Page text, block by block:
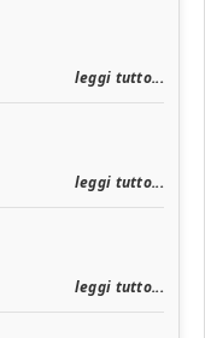
leggi tutto...
leggi tutto...
leggi tutto...